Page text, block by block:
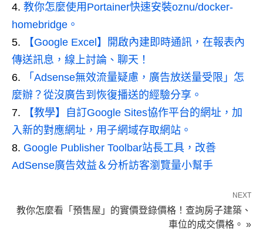
教你怎麼使用Portainer快速安裝oznu/docker-
homebridge。
【Google Excel】開啟內建即時通訊，在報表內
傳送訊息，線上討論、聊天！
「Adsense無效流量疑慮，廣告放送量受限」怎
麼辦？從沒廣告到恢復播送的經驗分享。
【教學】自訂Google Sites協作平台的網址，加
入新的對應網址，用子網域存取網站。
Google Publisher Toolbar站長工具，改善
AdSense廣告效益＆分析訪客瀏覽量小幫手
NEXT
教你怎麼看「預售屋」的實價登錄價格！查詢房子建築、
車位的成交價格。 »